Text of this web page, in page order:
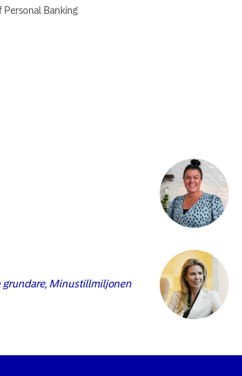
Personal Banking
grundare, Minustillmiljonen